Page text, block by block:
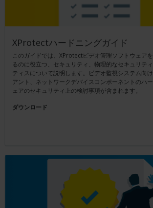
XProtectハードニングガイド
このガイドでは、XProtectビデオ管理ソフトウェア
るのに役立つ、セキュリティ、物理的なセキュリテ
ティスについて説明します。ビデオ監視システム向
アント、ネットワークデバイスコンポーネントのハ
ェアのセキュリティ上の検討事項が含まれます。
ダウンロード